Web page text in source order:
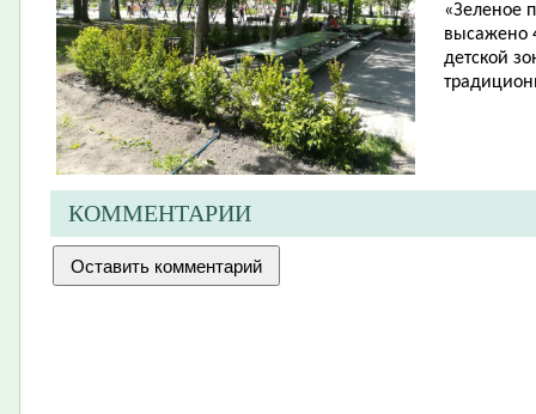
«Зеленое
высажено
детской
КОММЕНТАРИИ